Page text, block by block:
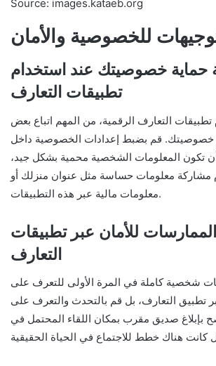
Source: images.kataeb.org
للخصوصية والأمان
حماية خصوصيتك عند استخدام
تطبيقات التعارف
التعارف الرقمية، من المهم اتباع بعض
خصوصيتك. قم بضبط إعدادات الخصوصية داخل
تكون المعلومات الشخصية محمية بشكل جيد،
معلومات حساسة مثل عنوان منزلك أو
معلومات مالية عبر هذه التطبيقات.
للأمان عبر تطبيقات
التعارف
شخصية كاملة في المرة الأولى للتعرف على
التعارف، بل قم بالتحدث والتعرف على
بإبلاغ صديق مقرب بمكان اللقاء المحتمل في